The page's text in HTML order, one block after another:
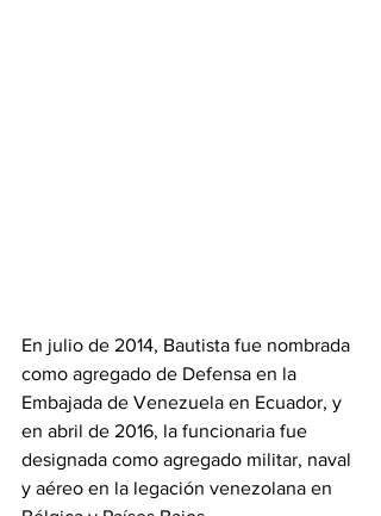
En julio de 2014, Bautista fue nombrada
como agregado de Defensa en la
Embajada de Venezuela en Ecuador, y
en abril de 2016, la funcionaria fue
designada como agregado militar, naval
y aéreo en la legación venezolana en